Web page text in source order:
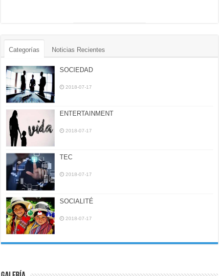
Categorías Noticias Recientes
SOCIEDAD
2018-07-17
ENTERTAINMENT
2018-07-17
TEC
2018-07-17
SOCIALITÉ
2018-07-17